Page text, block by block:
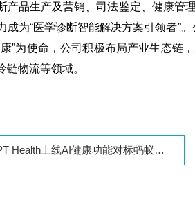
产品生产及营销、司法鉴定、健康管
成为“医学诊断智能解决方案引领者”
”为使命，公司积极布局产业生态
物流等领域。
上线AI健康功能对标蚂蚁阿福，引爆AI医疗赛道，IVD企业闻声涨停